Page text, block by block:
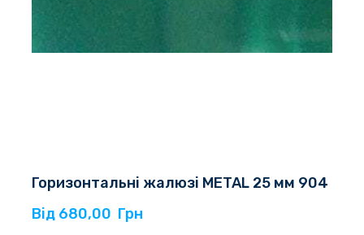
Горизонтальні жалюзі METAL 25 мм 904
Від 680,00  Грн